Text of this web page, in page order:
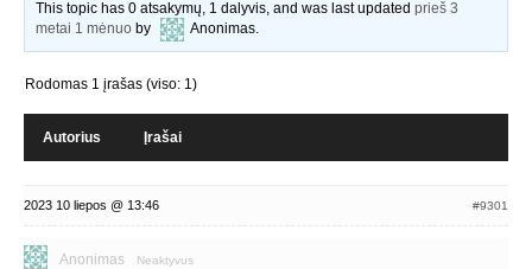
This topic has 0 atsakymų, 1 dalyvis, and was last updatedprieš 3
metai 1 mėnuo by Anonimas.
Rodomas 1 įrašas (viso: 1)
Autorius Įrašai
2023 10 liepos @ 13:46 #9301
Anonimas Neaktyvus